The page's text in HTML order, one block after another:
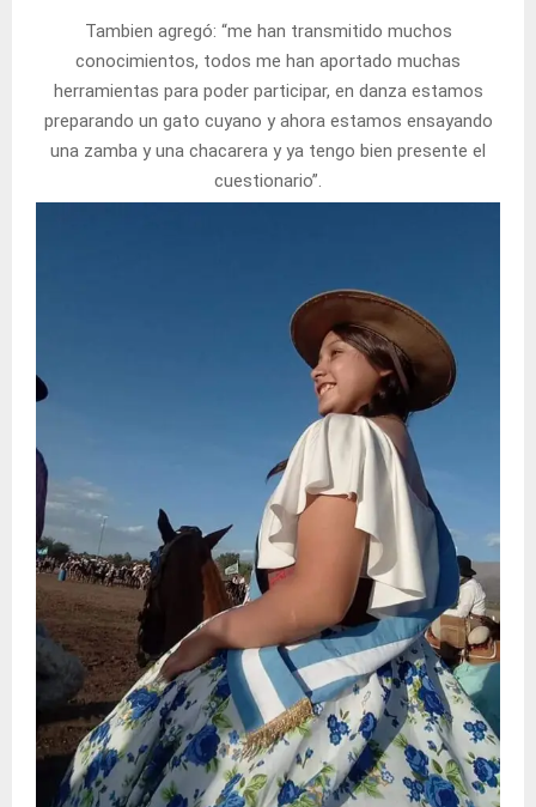
Tambien agregó: “me han transmitido muchos
conocimientos, todos me han aportado muchas
herramientas para poder participar, en danza estamos
preparando un gato cuyano y ahora estamos ensayando
una zamba y una chacarera y ya tengo bien presente el
cuestionario”.